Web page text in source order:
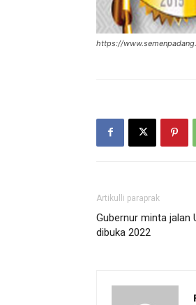
https://
Artikulli paraprak
Gubernur minta jalan
dibuka 2022